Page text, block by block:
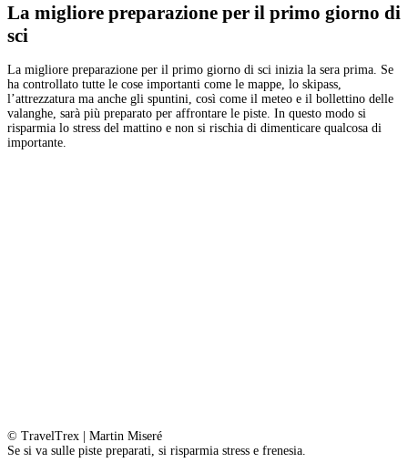
La migliore preparazione per il primo giorno di
sci
La migliore preparazione per il primo giorno di sci inizia la sera prima. Se
ha controllato tutte le cose importanti come le mappe, lo skipass,
l’attrezzatura ma anche gli spuntini, così come il meteo e il bollettino delle
valanghe, sarà più preparato per affrontare le piste. In questo modo si
risparmia lo stress del mattino e non si rischia di dimenticare qualcosa di
importante.
© TravelTrex | Martin Miseré
Se si va sulle piste preparati, si risparmia stress e frenesia.